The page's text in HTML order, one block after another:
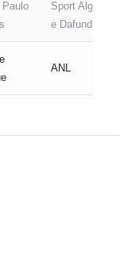
Sport Algés
e Dafundo
ANL